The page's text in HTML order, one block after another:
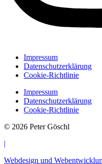
Impressum
Datenschutzerklärung
Cookie-Richtlinie
Impressum
Datenschutzerklärung
Cookie-Richtlinie
© 2026 Peter Göschl
|
Webdesign und